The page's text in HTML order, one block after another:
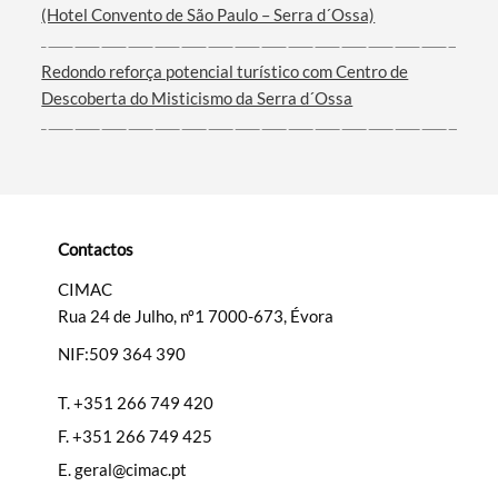
Categorias gerais
(Hotel Convento de São Paulo – Serra d´Ossa)
Redondo reforça potencial turístico com Centro de
Descoberta do Misticismo da Serra d´Ossa
Contactos
CIMAC
Rua 24 de Julho, nº1 7000-673, Évora
NIF:509 364 390
T.+351 266 749 420
F.+351 266 749 425
E.geral@cimac.pt